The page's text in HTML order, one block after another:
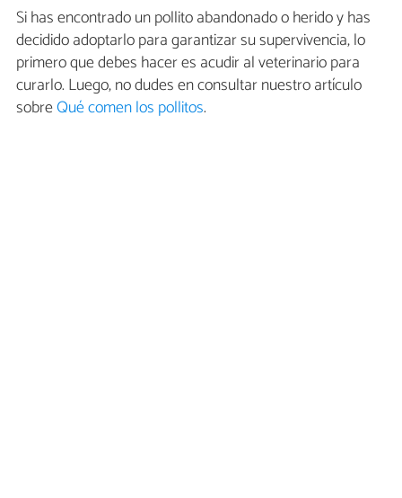
Si has encontrado un pollito abandonado o herido y has
decidido adoptarlo para garantizar su supervivencia, lo
primero que debes hacer es acudir al veterinario para
curarlo. Luego, no dudes en consultar nuestro artículo
sobreQué comen los pollitos.